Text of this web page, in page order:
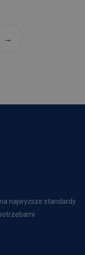
→
najwyższe standardy